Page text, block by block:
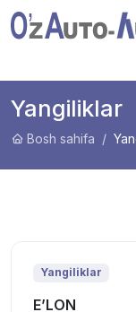
Yangiliklar
Bosh sahifa
Yangiliklar
E’LON